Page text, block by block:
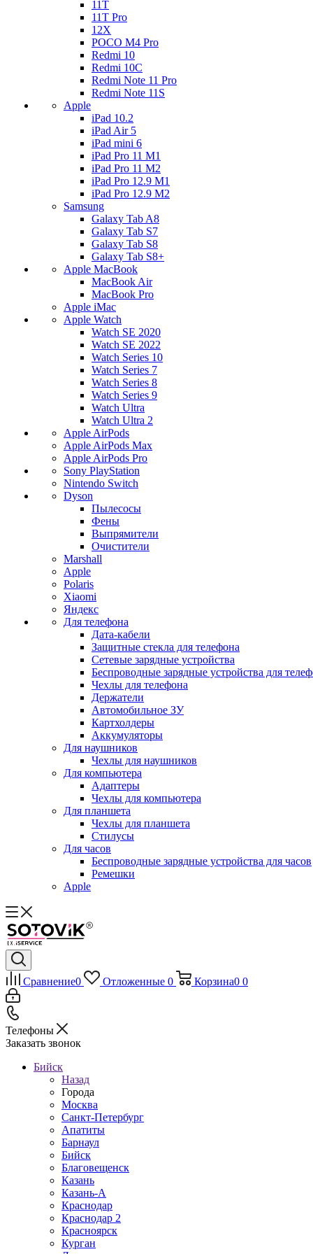
11T
11T Pro
12X
POCO M4 Pro
Redmi 10
Redmi 10C
Redmi Note 11 Pro
Redmi Note 11S
Apple
iPad 10.2
iPad Air 5
iPad mini 6
iPad Pro 11 M1
iPad Pro 11 M2
iPad Pro 12.9 M1
iPad Pro 12.9 M2
Samsung
Galaxy Tab A8
Galaxy Tab S7
Galaxy Tab S8
Galaxy Tab S8+
Apple MacBook
MacBook Air
MacBook Pro
Apple iMac
Apple Watch
Watch SE 2020
Watch SE 2022
Watch Series 10
Watch Series 7
Watch Series 8
Watch Series 9
Watch Ultra
Watch Ultra 2
Apple AirPods
Apple AirPods Max
Apple AirPods Pro
Sony PlayStation
Nintendo Switch
Dyson
Пылесосы
Фены
Выпрямители
Очистители
Marshall
Apple
Polaris
Xiaomi
Яндекс
Для телефона
Дата-кабели
Защитные стекла для телефона
Сетевые зарядные устройства
Беспроводные зарядные устройства для
Чехлы для телефона
Держатели
Автомобильное ЗУ
Картхолдеры
Аккумуляторы
Для наушников
Чехлы для наушников
Для компьютера
Адаптеры
Чехлы для компьютера
Для планшета
Чехлы для планшета
Стилусы
Для часов
Беспроводные зарядные устройства для часов
Ремешки
Apple
Сравнение0 Отложенные 0 Корзина0 0
Телефоны
Заказать звонок
Бийск
Назад
Города
Москва
Санкт-Петербург
Апатиты
Барнаул
Бийск
Благовещенск
Казань
Казань-А
Краснодар
Краснодар 2
Красноярск
Курган